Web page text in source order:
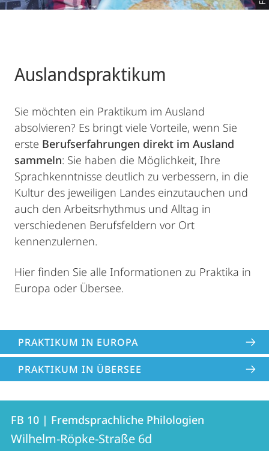
Auslands­praktikum
Sie möchten ein Praktikum im Ausland
absolvieren? Es bringt viele Vorteile, wenn Sie
erste Berufserfahrungen direkt im Ausland
sammeln: Sie haben die Möglichkeit, Ihre
Sprachkenntnisse deutlich zu verbessern, in die
Kultur des jeweiligen Landes einzutauchen und
auch den Arbeitsrhythmus und Alltag in
verschiedenen Berufsfeldern vor Ort
kennenzulernen.
Hier finden Sie alle Informationen zu Praktika in
Europa oder Übersee.
PRAKTIKUM IN EUROPA
PRAKTIKUM IN ÜBERSEE
Kontakt
und
Kontaktinformationen
FB
FB 10 | Fremdsprachliche Philologien
Wilhelm-Röpke-Straße 6d